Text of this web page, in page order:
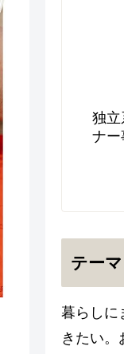
独立
ナー
テーマ
暮らしに
きたい。